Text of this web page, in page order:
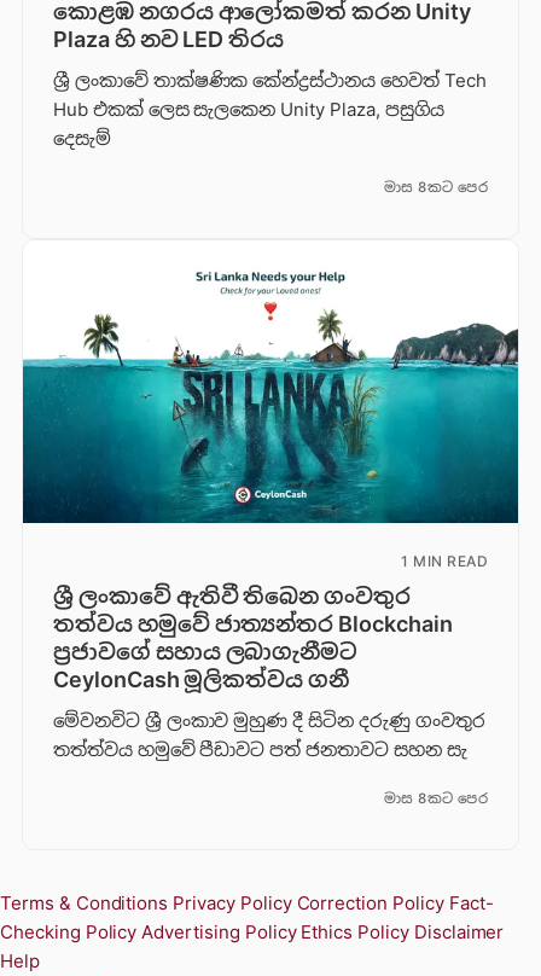
කොළඹ නගරය ආලෝකමත් කරන Unity
Plaza හි නව LED තිරය
ශ්‍රී ලංකාවේ තාක්ෂණික කේන්ද්‍රස්ථානය හෙවත් Tech
Hub එකක් ලෙස සැලකෙන Unity Plaza, පසුගිය
දෙසැම්
මාස 8කට පෙර
1 MIN READ
ශ්‍රී ලංකාවේ ඇතිවී තිබෙන ගංවතුර
තත්වය හමුවේ ජාත්‍යන්තර Blockchain
ප්‍රජාවගේ සහාය ලබාගැනීමට
CeylonCash මූලිකත්වය ග​නී
මේවනවිට ශ්‍රී ලංකාව මුහුණ දී සිටින දරුණු ගංවතුර
තත්ත්වය හමුවේ පීඩාවට පත් ජනතාවට සහන සැ
මාස 8කට පෙර
Terms & Conditions Privacy Policy Correction Policy Fact-
Checking Policy Advertising Policy Ethics Policy Disclaimer
Help